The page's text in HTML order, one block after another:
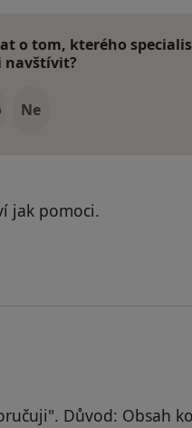
o tom, kterého
navštívit?
Ne
jak pomoci.
Důvod: Obsah